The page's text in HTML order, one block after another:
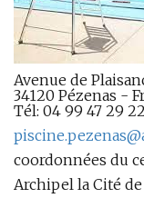
Avenue de
34120 Pézenas -
Tél: 04 99 47 29 22
coordonnées du
Archipel la Cité de